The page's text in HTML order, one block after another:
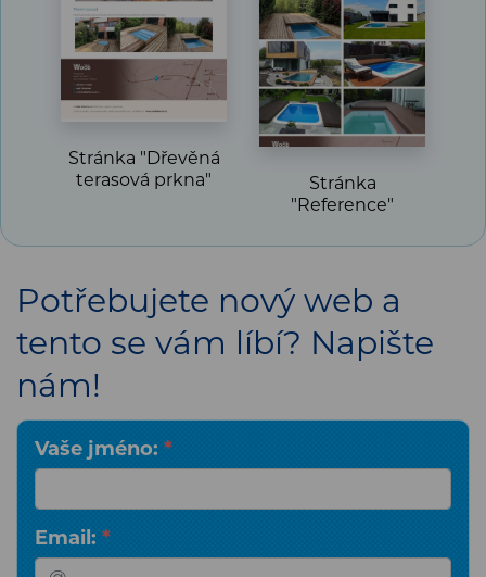
Stránka "Dřevěná
terasová prkna"
Stránka
"Reference"
Potřebujete nový web a
tento se vám líbí? Napište
nám!
Vaše jméno: *
Email: *